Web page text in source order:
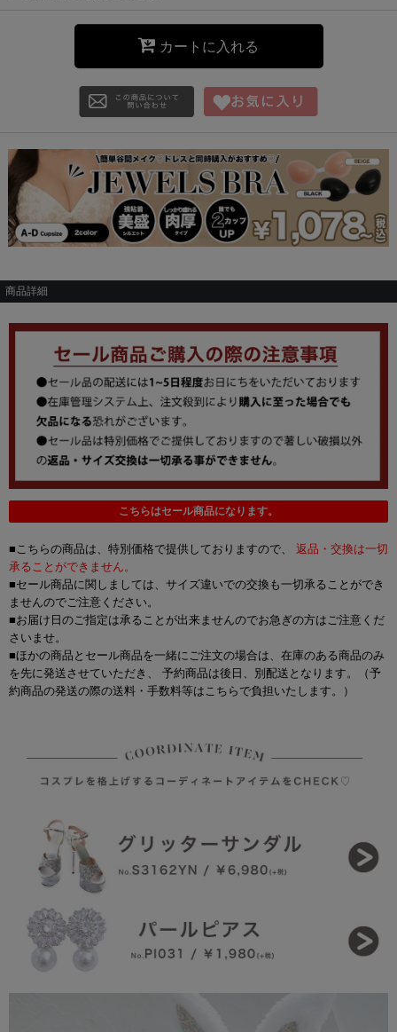
カートに入れる
商品詳細
こちらはセール商品になります。
■こちらの商品は、特別価格で提供しておりますので、 返品・交換は一切
承ることができません。
■セール商品に関しましては、サイズ違いでの交換も一切承ることができ
ませんのでご注意ください。
■お届け日のご指定は承ることが出来ませんのでお急ぎの方はご注意くだ
さいませ。
■ほかの商品とセール商品を一緒にご注文の場合は、在庫のある商品のみ
を先に発送させていただき、 予約商品は後日、別配送となります。（予
約商品の発送の際の送料・手数料等はこちらで負担いたします。）